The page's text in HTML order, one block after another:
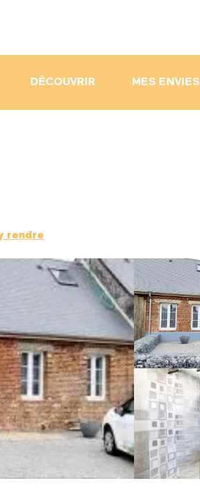
DÉCOUVRIR MES ENVIES
rendre